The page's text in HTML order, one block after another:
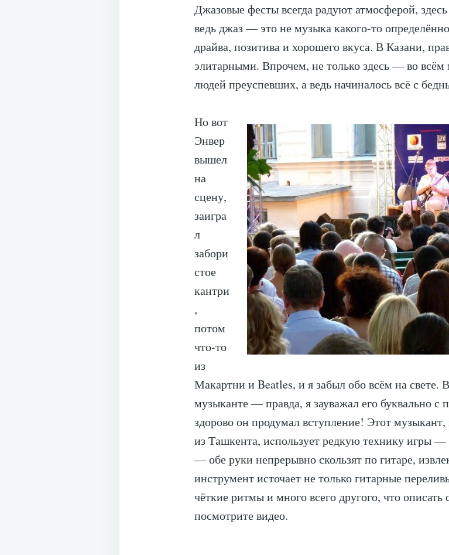
Джазовые фесты всегда радуют атмосферой,
ведь джаз — это не музыка какого-то
драйва, позитива и хорошего вкуса. В Казани,
элитарными. Впрочем, не только здесь — во
людей преуспевших, а ведь начиналось всё с
Но вот
Энвер
вышел
на
сцену,
заигра
л
забори
стое
кантри
,
потом
что-то
из
Макартни и Beatles, и я забыл обо всём на свете.
музыканте — правда, я зауважал его буквально с
здорово он продумал вступление! Этот
из Ташкента, иcпользует редкую технику игры —
— обе руки непрерывно скользят по гитаре,
инструмент источает не только гитарные
чёткие ритмы и много всего другого, что
посмотрите видео.